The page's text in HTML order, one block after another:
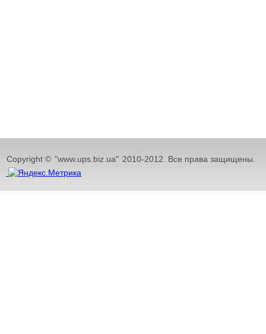
Copyright © "www.ups.biz.ua" 2010-2012. Все права защищены.